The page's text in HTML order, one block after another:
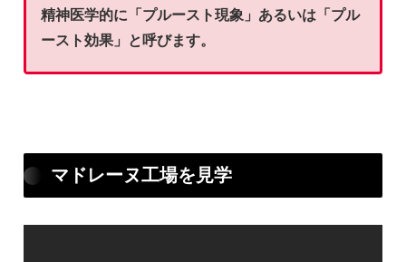
精神医学的に「プルースト現象」あるいは「プル
ースト効果」と呼びます。
マドレーヌ工場を見学